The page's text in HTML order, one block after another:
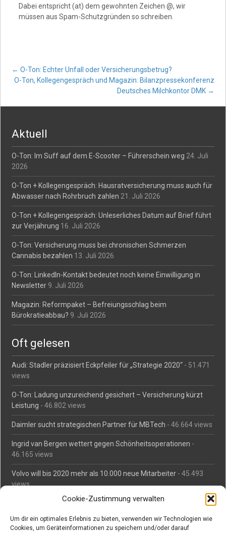
Cookie-Zustimmung verwalten
Um dir ein optimales Erlebnis zu bieten, verwenden wir Technologien wie
Cookies, um Geräteinformationen zu speichern und/oder darauf
Dabei entspricht (at) dem gewohnten Zeichen @, wir
müssen aus Spam-Schutzgründen so schreiben.
Post
navigation
← O-Ton: Echter Unfall oder Versicherungsbetrug?
O-Ton, Kollegengespräch und Magazin: Bilanzpressekonferenz
Deutsches Milchkontor DMK →
Aktuell
O-Ton: Im Suff auf dem E-Scooter – Führerschein weg 24. Juli
2026
O-Ton + Kollegengespräch: Hausratversicherung muss auch für
Abwasser nach Rohrbruch zahlen 21. Juli 2026
O-Ton + Kollegengespräch: Unleserliches Datum auf Brief führt
zur Verjährung 16. Juli 2026
O-Ton: Versicherung muss bei chronischen Schmerzen
Cannabis bezahlen 13. Juli 2026
O-Ton: LinkedIn-Kontakt bedeutet noch keine Einwilligung in
Newsletter 9. Juli 2026
Magazin: Reformpaket – Befreiungsschlag beim
Bürokratieabbau? 9. Juli 2026
Oft gelesen
Audi: Stadler präzisiert Eckpfeiler für „Strategie 2020“ - 51.471
views
O-Ton: Ladung unzureichend gesichert – Versicherung kürzt
Leistung - 46.802 views
Daimler sucht strategischen Partner für MBTech - 46.664 views
Ingrid van Bergen wettert gegen Schönheitsoperationen -
46.165 views
Volvo will bis 2020 mehr als 10.000 neue Mitarbeiter - 45.493
views
Mäßiges Interesse an Daimlers MBtech- 44.716 views
O-Ton: Wer muss Schaden für abgedriftete Silvesterraketen